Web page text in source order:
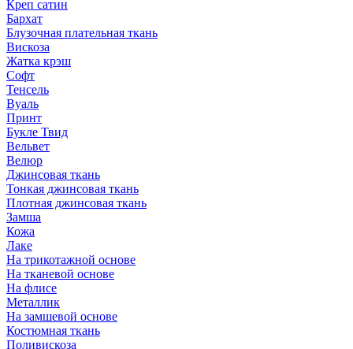
Креп сатин
Бархат
Блузочная плательная ткань
Вискоза
Жатка крэш
Софт
Тенсель
Вуаль
Принт
Букле Твид
Вельвет
Велюр
Джинсовая ткань
Тонкая джинсовая ткань
Плотная джинсовая ткань
Замша
Кожа
Лаке
На трикотажной основе
На тканевой основе
На флисе
Металлик
На замшевой основе
Костюмная ткань
Поливискоза